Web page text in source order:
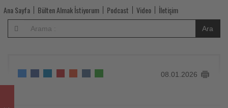
pazarından
artış
beklentisi
Tourexpi,
Ana Sayfa Bülten Almak İstiyorum Podcast Video İletişim
Ara
08.01.2026